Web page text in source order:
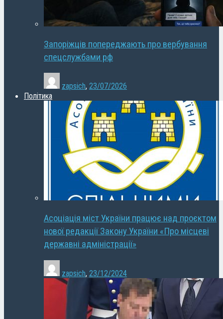
Запоріжців попереджають про вербування
спецслужбами рф
zapsich, 23/07/2026
Політика
Асоціація міст України працює над проєктом
нової редакції Закону України «Про місцеві
державні адміністрації»
zapsich, 23/12/2024